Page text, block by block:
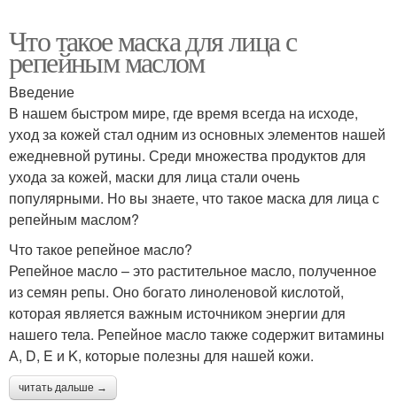
Что такое маска для лица с
репейным маслом
Введение
В нашем быстром мире, где время всегда на исходе,
уход за кожей стал одним из основных элементов нашей
ежедневной рутины. Среди множества продуктов для
ухода за кожей, маски для лица стали очень
популярными. Но вы знаете, что такое маска для лица с
репейным маслом?
Что такое репейное масло?
Репейное масло – это растительное масло, полученное
из семян репы. Оно богато линоленовой кислотой,
которая является важным источником энергии для
нашего тела. Репейное масло также содержит витамины
А, D, E и K, которые полезны для нашей кожи.
читать дальше →